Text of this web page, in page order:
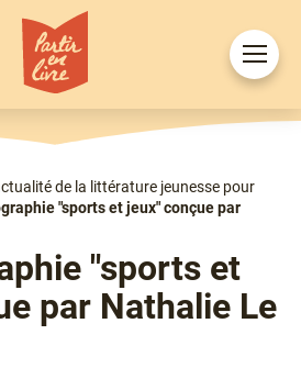
Ouvrir
le
de la littérature jeunesse pour
"sports et jeux" conçue par
"sports et
par Nathalie Le